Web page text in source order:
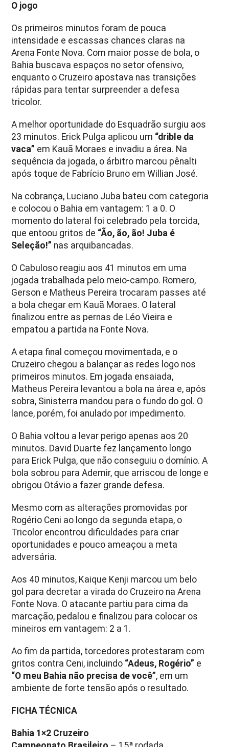
O jogo
Os primeiros minutos foram de pouca
intensidade e escassas chances claras na
Arena Fonte Nova. Com maior posse de bola, o
Bahia buscava espaços no setor ofensivo,
enquanto o Cruzeiro apostava nas transições
rápidas para tentar surpreender a defesa
tricolor.
A melhor oportunidade do Esquadrão surgiu aos
23 minutos. Erick Pulga aplicou um “drible da
vaca” em Kauã Moraes e invadiu a área. Na
sequência da jogada, o árbitro marcou pênalti
após toque de Fabrício Bruno em Willian José.
Na cobrança, Luciano Juba bateu com categoria
e colocou o Bahia em vantagem: 1 a 0. O
momento do lateral foi celebrado pela torcida,
que entoou gritos de “Ão, ão, ão! Juba é
Seleção!” nas arquibancadas.
O Cabuloso reagiu aos 41 minutos em uma
jogada trabalhada pelo meio-campo. Romero,
Gerson e Matheus Pereira trocaram passes até
a bola chegar em Kauã Moraes. O lateral
finalizou entre as pernas de Léo Vieira e
empatou a partida na Fonte Nova.
A etapa final começou movimentada, e o
Cruzeiro chegou a balançar as redes logo nos
primeiros minutos. Em jogada ensaiada,
Matheus Pereira levantou a bola na área e, após
sobra, Sinisterra mandou para o fundo do gol. O
lance, porém, foi anulado por impedimento.
O Bahia voltou a levar perigo apenas aos 20
minutos. David Duarte fez lançamento longo
para Erick Pulga, que não conseguiu o domínio. A
bola sobrou para Ademir, que arriscou de longe e
obrigou Otávio a fazer grande defesa.
Mesmo com as alterações promovidas por
Rogério Ceni ao longo da segunda etapa, o
Tricolor encontrou dificuldades para criar
oportunidades e pouco ameaçou a meta
adversária.
Aos 40 minutos, Kaique Kenji marcou um belo
gol para decretar a virada do Cruzeiro na Arena
Fonte Nova. O atacante partiu para cima da
marcação, pedalou e finalizou para colocar os
mineiros em vantagem: 2 a 1.
Ao fim da partida, torcedores protestaram com
gritos contra Ceni, incluindo “Adeus, Rogério” e
“O meu Bahia não precisa de você”, em um
ambiente de forte tensão após o resultado.
FICHA TÉCNICA
Bahia 1×2 Cruzeiro